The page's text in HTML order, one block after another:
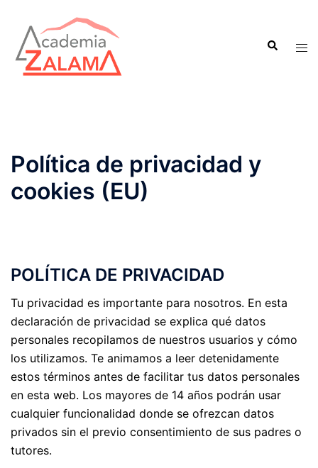
contenido
Buscar
Política de privacidad y
cookies (EU)
POLÍTICA DE PRIVACIDAD
Tu privacidad es importante para nosotros. En esta
declaración de privacidad se explica qué datos
personales recopilamos de nuestros usuarios y cómo
los utilizamos. Te animamos a leer detenidamente
estos términos antes de facilitar tus datos personales
en esta web. Los mayores de 14 años podrán usar
cualquier funcionalidad donde se ofrezcan datos
privados sin el previo consentimiento de sus padres o
tutores.